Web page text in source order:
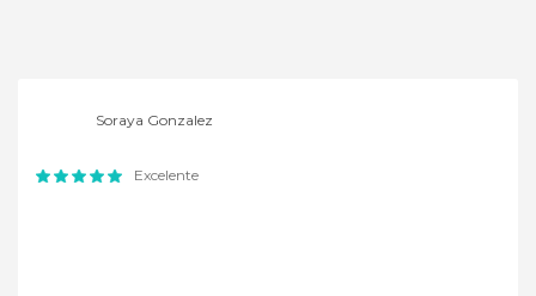
Soraya Gonzalez
Excelente